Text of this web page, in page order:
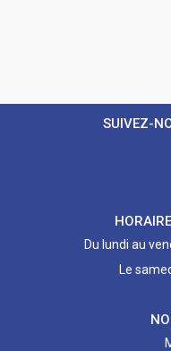
SUIVEZ-
Du lundi au
Le